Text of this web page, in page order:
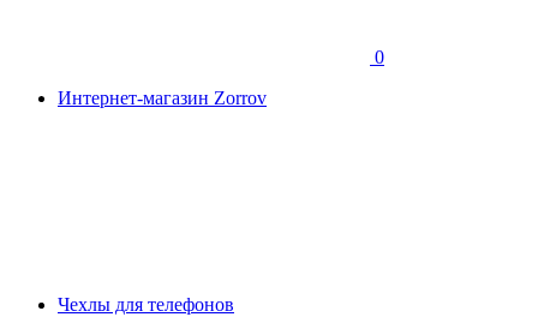
0
Интернет-магазин Zorrov
Чехлы для телефонов